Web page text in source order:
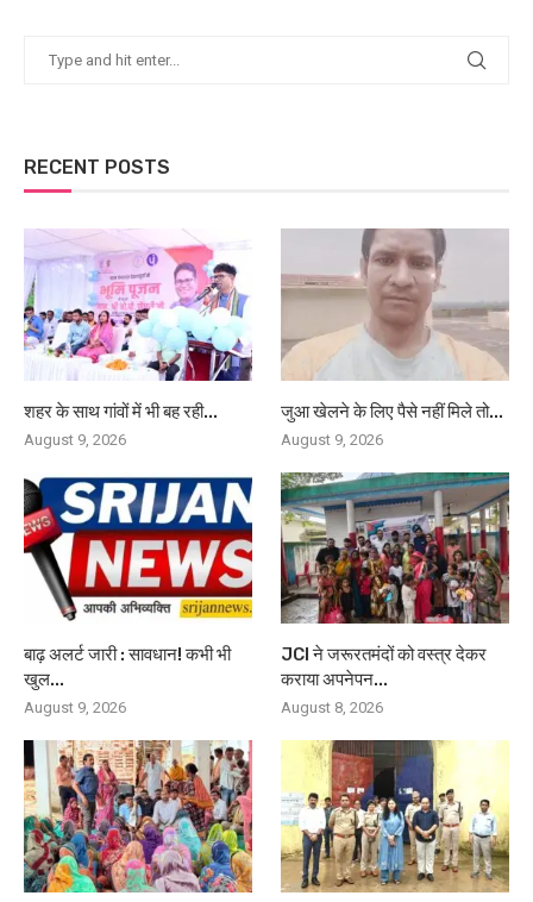
RECENT POSTS
शहर के साथ गांवों में भी बह रही...
August 9, 2026
जुआ खेलने के लिए पैसे नहीं मिले तो...
August 9, 2026
बाढ़ अलर्ट जारी : सावधान! कभी भी
खुल...
August 9, 2026
JCI ने जरूरतमंदों को वस्त्र देकर
कराया अपनेपन...
August 8, 2026